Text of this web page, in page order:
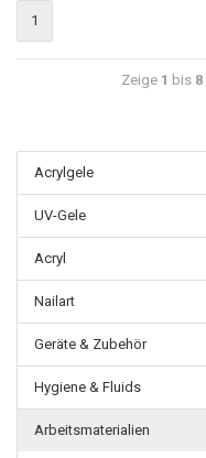
1
Zeige 1 bis 8
Acrylgele
UV-Gele
Acryl
Nailart
Geräte & Zubehör
Hygiene & Fluids
Arbeitsmaterialien